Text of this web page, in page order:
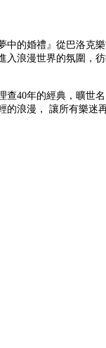
中的婚禮』從巴洛克
浪漫世界的氛圍，彷
40年的經典，曠世
浪漫， 讓所有樂迷